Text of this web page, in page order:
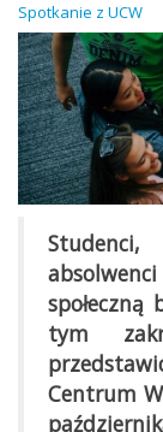
Spotkanie z UCW
tym
Centrum